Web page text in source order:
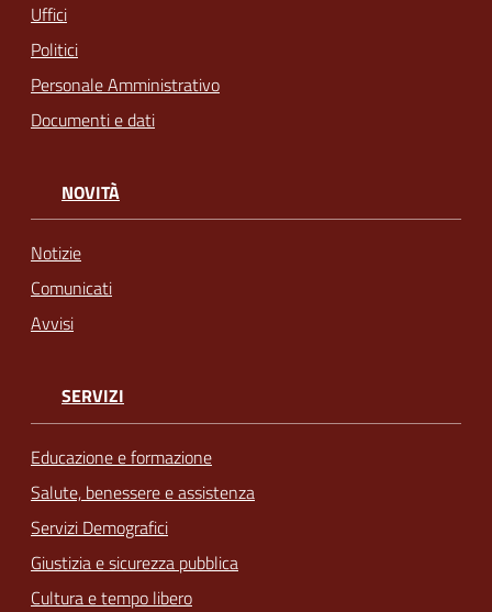
Uffici
Politici
Personale Amministrativo
Documenti e dati
NOVITÀ
Notizie
Comunicati
Avvisi
SERVIZI
Educazione e formazione
Salute, benessere e assistenza
Servizi Demografici
Giustizia e sicurezza pubblica
Cultura e tempo libero